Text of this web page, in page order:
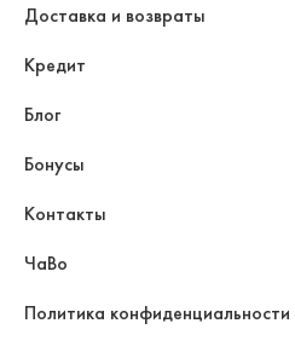
Доставка и возвраты
Кредит
Блог
Бонусы
Контакты
ЧаВо
Политика конфиденциальности